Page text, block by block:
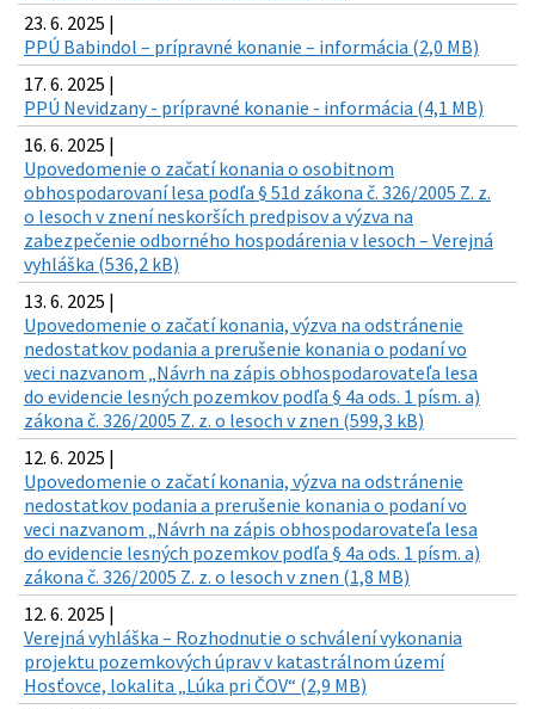
23. 6. 2025 |
PPÚ Babindol – prípravné konanie – informácia (2,0 MB)
17. 6. 2025 |
PPÚ Nevidzany - prípravné konanie - informácia (4,1 MB)
16. 6. 2025 |
Upovedomenie o začatí konania o osobitnom
obhospodarovaní lesa podľa § 51d zákona č. 326/2005 Z. z.
o lesoch v znení neskorších predpisov a výzva na
zabezpečenie odborného hospodárenia v lesoch – Verejná
vyhláška (536,2 kB)
13. 6. 2025 |
Upovedomenie o začatí konania, výzva na odstránenie
nedostatkov podania a prerušenie konania o podaní vo
veci nazvanom „Návrh na zápis obhospodarovateľa lesa
do evidencie lesných pozemkov podľa § 4a ods. 1 písm. a)
zákona č. 326/2005 Z. z. o lesoch v znen (599,3 kB)
12. 6. 2025 |
Upovedomenie o začatí konania, výzva na odstránenie
nedostatkov podania a prerušenie konania o podaní vo
veci nazvanom „Návrh na zápis obhospodarovateľa lesa
do evidencie lesných pozemkov podľa § 4a ods. 1 písm. a)
zákona č. 326/2005 Z. z. o lesoch v znen (1,8 MB)
12. 6. 2025 |
Verejná vyhláška – Rozhodnutie o schválení vykonania
projektu pozemkových úprav v katastrálnom území
Hosťovce, lokalita „Lúka pri ČOV“ (2,9 MB)